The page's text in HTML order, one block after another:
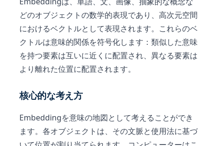
どのオブジェクトの数学的表現であり、高次元空間
におけるベクトルとして表現されます。これらのベ
クトルは意味的関係を符号化します：類似した意味
を持つ要素は互いに近くに配置され、異なる要素は
より離れた位置に配置されます。
核心的な考え方
Embeddingを意味の地図として考えることができ
ます。各オブジェクトは、その文脈と使用法に基づ